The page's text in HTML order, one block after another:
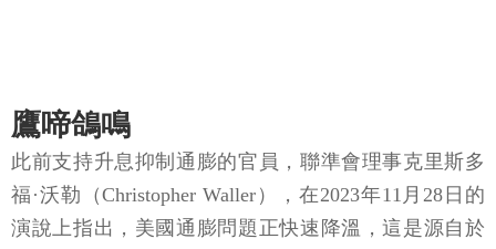
鷹啼鴿鳴
此前支持升息抑制通膨的官員，聯準會理事克里斯多
福·沃勒（Christopher Waller），在2023年11月28日的
演說上指出，美國通膨問題正快速降溫，這是源自於